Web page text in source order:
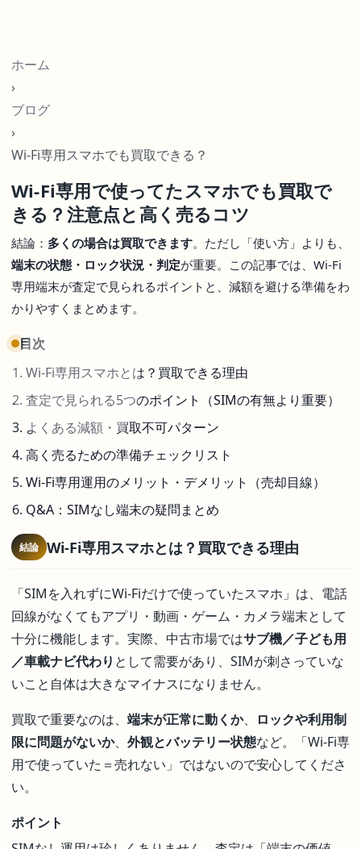
ホーム
›
ブログ
›
Wi-Fi専用スマホでも買取できる？
Wi-Fi専用で使ってたスマホでも買取で
きる？注意点と高く売るコツ
結論： 多くの場合は買取できます。ただし「使い方」よりも、
端末の状態・ロック状況・判定が重要。この記事では、Wi-Fi
専用端末が査定で見られるポイントと、減額を避ける準備をわ
かりやすくまとめます。
目次
Wi-Fi専用スマホとは？買取できる理由
査定で見られる5つのポイント（SIMの有無より重要）
よくある減額・買取不可パターン
高く売るための準備チェックリスト
Wi-Fi専用運用のメリット・デメリット（売却目線）
Q&A：SIMなし端末の疑問まとめ
結論 Wi-Fi専用スマホとは？買取できる理由
「SIMを入れずにWi-Fiだけで使っていたスマホ」は、電話
回線がなくてもアプリ・動画・ゲーム・カメラ端末として
十分に機能します。実際、中古市場ではサブ機／子ども用
／車載ナビ代わり として需要があり、SIMが刺さっていな
いこと自体は大きなマイナスになりません。
買取で重要なのは、 端末が正常に動くか、
ロックや利用制
限に問題がないか、 外観とバッテリー状態など。「Wi-Fi専
用で使っていた＝売れない」ではないので安心してくださ
い。
ポイント